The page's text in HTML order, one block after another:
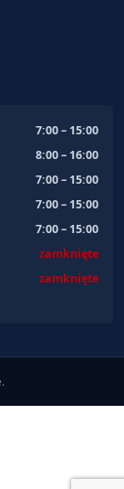
7:00 – 15:00
8:00 – 16:00
7:00 – 15:00
7:00 – 15:00
7:00 – 15:00
zamknięte
zamknięte